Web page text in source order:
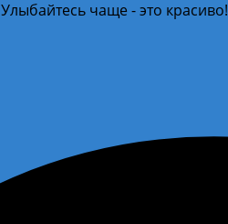
Улыбайтесь чаще - это красиво!